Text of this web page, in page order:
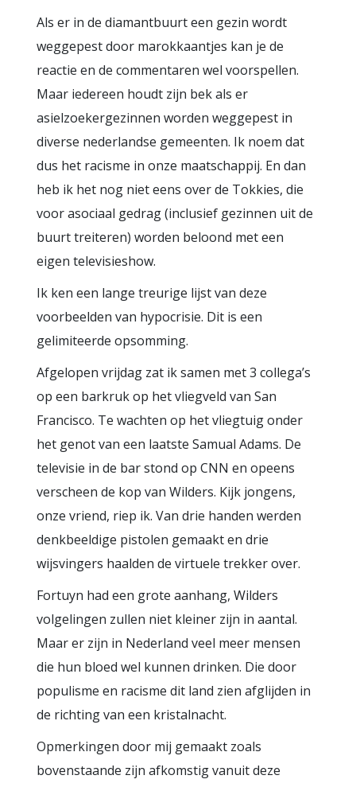
Als er in de diamantbuurt een gezin wordt
weggepest door marokkaantjes kan je de
reactie en de commentaren wel voorspellen.
Maar iedereen houdt zijn bek als er
asielzoekergezinnen worden weggepest in
diverse nederlandse gemeenten. Ik noem dat
dus het racisme in onze maatschappij. En dan
heb ik het nog niet eens over de Tokkies, die
voor asociaal gedrag (inclusief gezinnen uit de
buurt treiteren) worden beloond met een
eigen televisieshow.
Ik ken een lange treurige lijst van deze
voorbeelden van hypocrisie. Dit is een
gelimiteerde opsomming.
Afgelopen vrijdag zat ik samen met 3 collega’s
op een barkruk op het vliegveld van San
Francisco. Te wachten op het vliegtuig onder
het genot van een laatste Samual Adams. De
televisie in de bar stond op CNN en opeens
verscheen de kop van Wilders. Kijk jongens,
onze vriend, riep ik. Van drie handen werden
denkbeeldige pistolen gemaakt en drie
wijsvingers haalden de virtuele trekker over.
Fortuyn had een grote aanhang, Wilders
volgelingen zullen niet kleiner zijn in aantal.
Maar er zijn in Nederland veel meer mensen
die hun bloed wel kunnen drinken. Die door
populisme en racisme dit land zien afglijden in
de richting van een kristalnacht.
Opmerkingen door mij gemaakt zoals
bovenstaande zijn afkomstig vanuit deze